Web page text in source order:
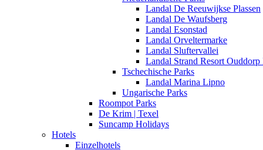
Landal De Reeuwijkse Plassen
Landal De Waufsberg
Landal Esonstad
Landal Orveltermarke
Landal Sluftervallei
Landal Strand Resort
Tschechische Parks
Landal Marina Lipno
Ungarische Parks
Roompot Parks
De Krim | Texel
Suncamp Holidays
Hotels
Einzelhotels